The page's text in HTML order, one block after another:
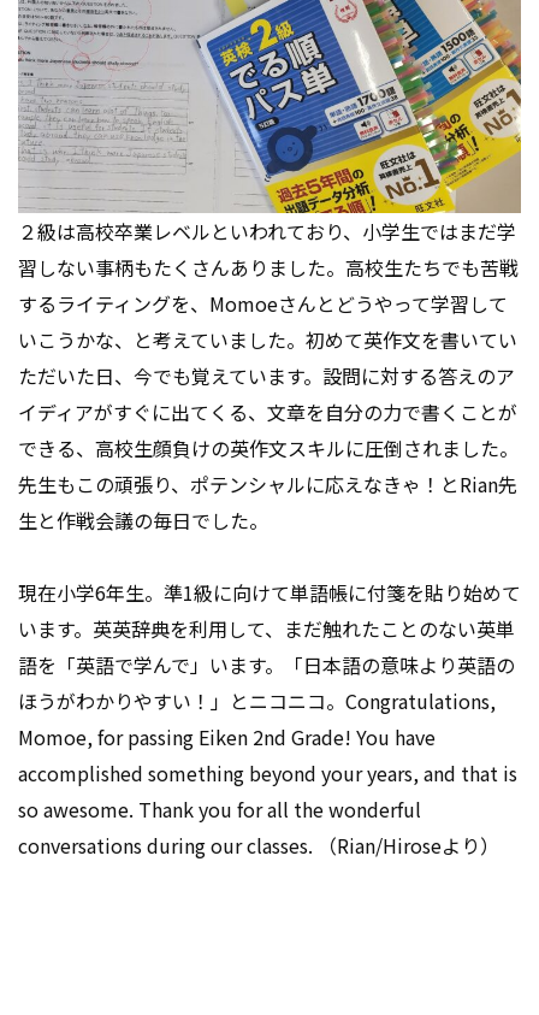
5月に英検を受験された皆さん、
2次面接は7/21（日）です。2週間を切りました！
準備は出来ていますか？アミティーで2次面接の対策レッスン
のでは・・
回答のコツ、発音・イントネーション、英語面接に使える表
現など、
皆さんが自信をもって本番に臨めるようにサポートします。2
次対策だけでもＯＫ！
レッスンは1回～受講できます。
毎回大好評の面接対策講座です。
直前になるとご案内枠が少なくなります。
お席の確保はお早めに！
2026.06.24 お知らせ
Congratulations! 🎉
ken exam last May 31st.
Congratulations on passing the first stage of the exa
m!!
We are expecting the first stage results and the second st
age exam admission ticket to arrive here, and will give th
em to you as soon as they arrive.
The second stage exam (English interview) will be held o
nJuly 12th (Sunday)!! ️!! ️
２級は高校卒業レベルといわれており、小学生ではまだ学
習しない事柄もたくさんありました。高校生たちでも苦戦
するライティングを、Momoeさんとどうやって学習して
いこうかな、と考えていました。初めて英作文を書いてい
ただいた日、今でも覚えています。設問に対する答えのア
イディアがすぐに出てくる、文章を自分の力で書くことが
できる、高校生顔負けの英作文スキルに圧倒されました。
先生もこの頑張り、ポテンシャルに応えなきゃ！とRian先
生と作戦会議の毎日でした。
現在小学6年生。準1級に向けて単語帳に付箋を貼り始めて
います。英英辞典を利用して、まだ触れたことのない英単
語を「英語で学んで」います。「日本語の意味より英語の
ほうがわかりやすい！」とニコニコ。Congratulations,
Momoe, for passing Eiken 2nd Grade! You have
accomplished something beyond your years, and that is
so awesome. Thank you for all the wonderful
conversations during our classes. （Rian/Hiroseより）